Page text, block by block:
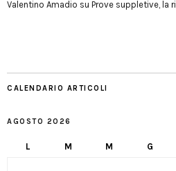
Valentino Amadio su Prove suppletive, la
CALENDARIO ARTICOLI
AGOSTO 2026
L M M G